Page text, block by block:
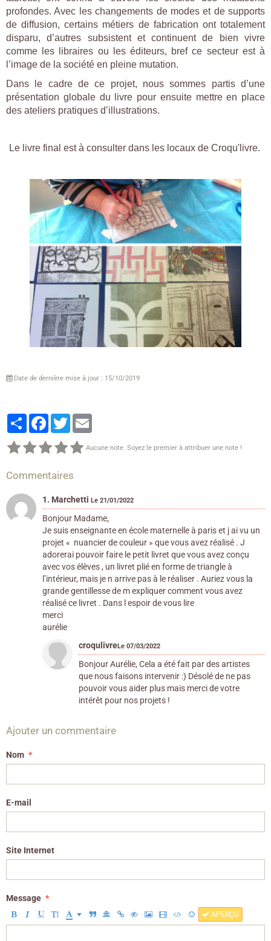
profondes. Avec les changements de modes et de supports
de diffusion, certains métiers de fabrication ont totalement
disparu, d’autres subsistent et continuent de bien vivre
comme les libraires ou les éditeurs, bref ce secteur est à
l’image de la société en pleine mutation.
Dans le cadre de ce projet, nous sommes partis d’une
présentation globale du livre pour ensuite mettre en place
des ateliers pratiques d’illustrations.
Le livre final est à consulter dans les locaux de Croqu'livre.
Date de dernière mise à jour : 15/10/2019
PartagerFacebook
Twitter
Aucune note. Soyez le premier à attribuer une note !
Commentaires
1. Marchetti Le 21/01/2022
Bonjour Madame,
Je suis enseignante en école maternelle à paris et j ai vu un
projet « nuancier de couleur » que vous avez réalisé . J
adorerai pouvoir faire le petit livret que vous avez conçu
avec vos élèves , un livret plié en forme de triangle à
l’intérieur, mais je n arrive pas à le réaliser . Auriez vous la
grande gentillesse de m expliquer comment vous avez
réalisé ce livret . Dans l espoir de vous lire
merci
aurélie
croqulivreLe 07/03/2022
Bonjour Aurélie, Cela a été fait par des artistes
que nous faisons intervenir :) Désolé de ne pas
pouvoir vous aider plus mais merci de votre
intérêt pour nos projets !
Ajouter un commentaire
Nom
E-mail
Site Internet
Message
APERÇU